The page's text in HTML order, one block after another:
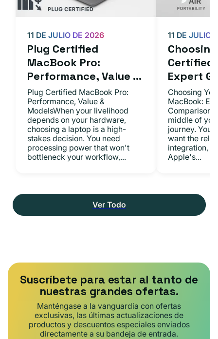
Plug Certified
MacBook Pro:
Performance, Value ...
11 DE JULIO DE 2026
Plug Certified MacBook Pro:
Performance, Value &
ModelsWhen your livelihood
depends on your hardware,
choosing a laptop is a high-
stakes decision. You need
processing power that won't
bottleneck your workflow,...
Certified
Expert
11 DE JULIO
Choosing
MacBook:
middle of
journey. You
want the
integration,
Apple's...
Ver Todo
Suscríbete para estar al tanto de
nuestras grandes ofertas.
Manténgase a la vanguardia con ofertas
exclusivas, las últimas actualizaciones de
productos y descuentos especiales enviados
directamente a su bandeja de entrada.